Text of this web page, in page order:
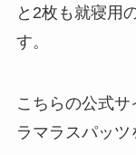
と2枚も就寝用
す。
こちらの公式
ラマラスパッツ